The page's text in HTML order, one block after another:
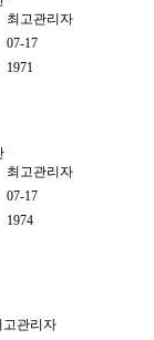
최고관리자
07-17
1971
최고관리자
07-17
1974
고관리자